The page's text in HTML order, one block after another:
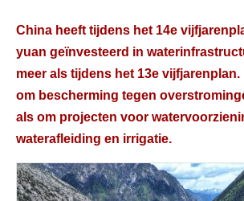
China heeft tijdens het 14e
yuan geïnvesteerd in
meer als tijdens het 13e vijfjarenplan.
om bescherming tegen
als om projecten voor
waterafleiding en irrigatie.